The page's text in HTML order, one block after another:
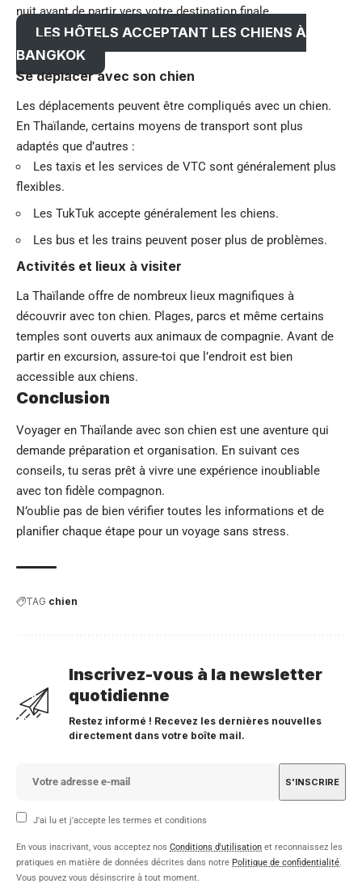
nuit avant de partir vers votre destination finale.
LES HÔTELS ACCEPTANT LES CHIENS À
BANGKOK
Se déplacer avec son chien
Les déplacements peuvent être compliqués avec un chien.
En Thaïlande, certains moyens de transport sont plus
adaptés que d’autres :
Les taxis et les services de VTC sont généralement plus
flexibles.
Les TukTuk accepte généralement les chiens.
Les bus et les trains peuvent poser plus de problèmes.
Activités et lieux à visiter
La Thaïlande offre de nombreux lieux magnifiques à
découvrir avec ton chien. Plages, parcs et même certains
temples sont ouverts aux animaux de compagnie. Avant de
partir en excursion, assure-toi que l’endroit est bien
accessible aux chiens.
Conclusion
Voyager en Thaïlande avec son chien est une aventure qui
demande préparation et organisation. En suivant ces
conseils, tu seras prêt à vivre une expérience inoubliable
avec ton fidèle compagnon.
N’oublie pas de bien vérifier toutes les informations et de
planifier chaque étape pour un voyage sans stress.
TAG chien
Inscrivez-vous à la newsletter
quotidienne
Restez informé ! Recevez les dernières nouvelles
directement dans votre boîte mail.
J'ai lu et j'accepte les termes et conditions
En vous inscrivant, vous acceptez nos Conditions d'utilisation et reconnaissez les
pratiques en matière de données décrites dans notre Politique de confidentialité.
Vous pouvez vous désinscrire à tout moment.